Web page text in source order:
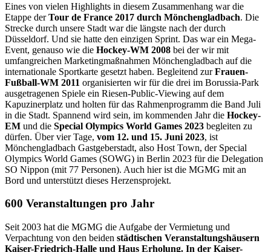
Eines von vielen Highlights in diesem Zusammenhang war die
Etappe derTour de France 2017 durch Mönchengladbach. Die
Strecke durch unsere Stadt war die längste nach der durch
Düsseldorf. Und sie hatte den einzigen Sprint. Das war ein Mega-
Event, genauso wie die Hockey-WM 2008 bei der wir mit
umfangreichen Marketingmaßnahmen Mönchengladbach auf die
internationale Sportkarte gesetzt haben. Begleitend zurFrauen-
Fußball-WM 2011 organisierten wir für die drei im Borussia-Park
ausgetragenen Spiele ein Riesen-Public-Viewing auf dem
Kapuzinerplatz und holten für das Rahmenprogramm die Band Juli
in die Stadt. Spannend wird sein, im kommenden Jahr die Hockey-
EM und die Special Olympics World Games 2023 begleiten zu
dürfen. Über vier Tage, vom 12. und 15. Juni 2023, ist
Mönchengladbach Gastgeberstadt, also Host Town, der Special
Olympics World Games (SOWG) in Berlin 2023 für die Delegation
SO Nippon (mit 77 Personen). Auch hier ist die MGMG mit an
Bord und unterstützt dieses Herzensprojekt.
600 Veranstaltungen pro Jahr
Seit 2003 hat die MGMG die Aufgabe der Vermietung und
Verpachtung von den beiden städtischen Veranstaltungshäusern
Kaiser-Friedrich-Halle und Haus Erholung. In der Kaiser-